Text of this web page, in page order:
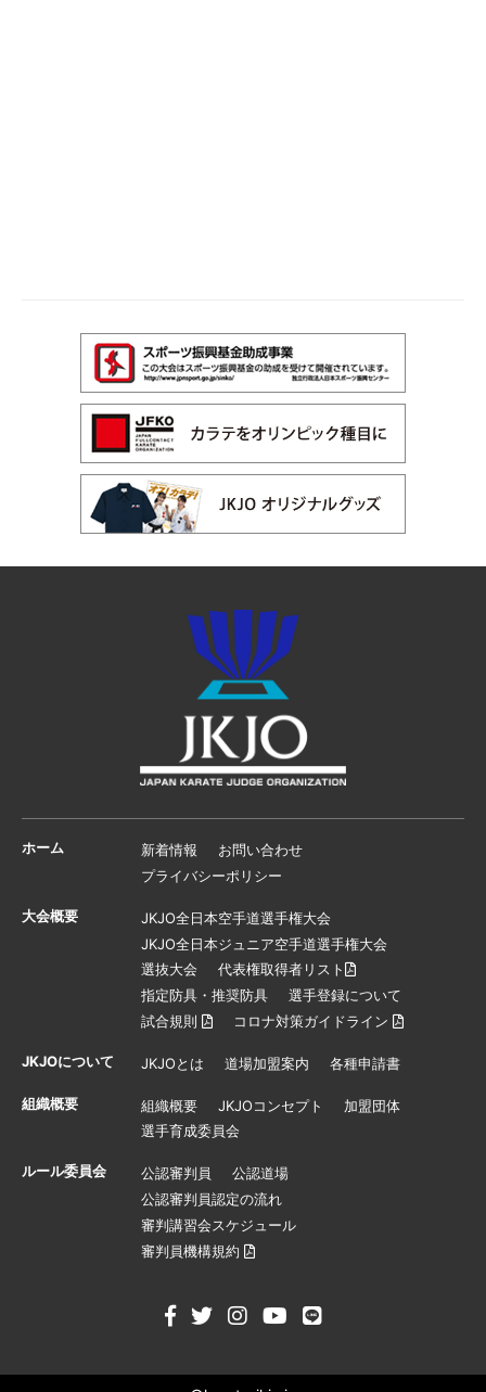
ホーム 新着情報
お問い合わせ
プライバシーポリシー
大会概要
JKJO全日本空手道選手権大会
JKJO全日本ジュニア空手道選手権大会
選抜大会
代表権取得者リスト
指定防具・推奨防具
選手登録について
試合規則
コロナ対策ガイドライン
JKJOについて JKJOとは 道場加盟案内 各種申請書
組織概要 組織概要 JKJOコンセプト
加盟団体
選手育成委員会
ルール委員会 公認審判員
公認道場
公認審判員認定の流れ
審判講習会スケジュール
審判員機構規約